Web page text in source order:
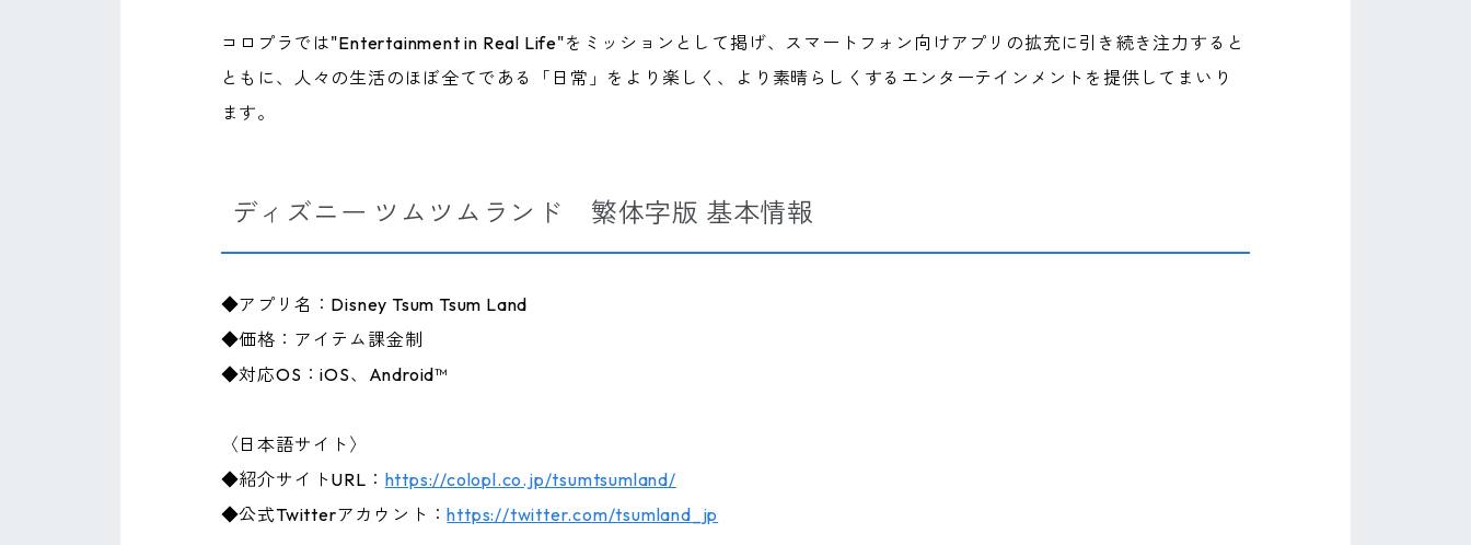
コロプラでは"Entertainment in Real Life"をミッションとして掲げ、スマートフォン向けアプリの拡充に引き続き注力すると
ともに、人々の生活のほぼ全てである「日常」をより楽しく、より素晴らしくするエンターテインメントを提供してまいり
ます。
ディズニー ツムツムランド 繁体字版 基本情報
◆アプリ名：Disney Tsum Tsum Land
◆価格：アイテム課金制
◆対応OS：iOS、Android™
〈日本語サイト〉
◆紹介サイトURL： https://colopl.co.jp/tsumtsumland/
◆公式Twitterアカウント：https://twitter.com/tsumland_jp